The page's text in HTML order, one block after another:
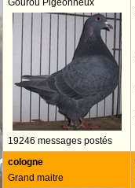
Gourou Pigeonneux
19246 messages postés
cologne
Grand maitre